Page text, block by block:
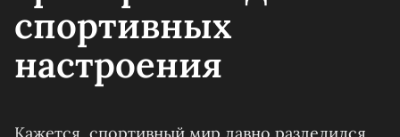
спортивных
настроения